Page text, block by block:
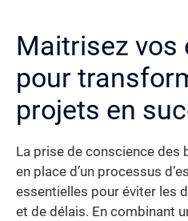
Maitrisez vos
pour
projets en
La prise de conscience
en place d’un processus
essentielles pour éviter les
et de délais. En combinant